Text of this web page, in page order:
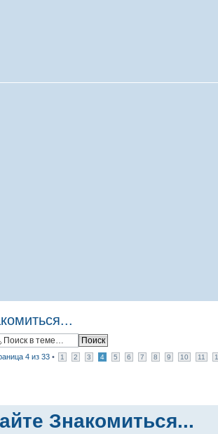
4 из 33 • 1 2 3 4 5 6 7 8 9 10 11
Знакомиться...